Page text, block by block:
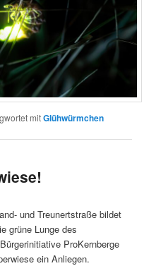
mitGlühwürmchen
und Treunertstraße bildet
grüne Lunge des
ProKernberge
ein Anliegen.